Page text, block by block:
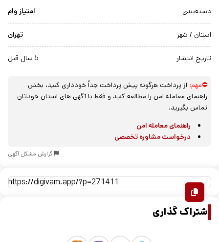
دسته‌بندی امتیاز وام
استان / شهر تهران
تاریخ انتشار 5 سال قبل
⛔مهم: از پرداخت هرگونه پیش پرداخت جداً خودداری کنید، بخش
راهنمای معامله امن را مطالعه کنید و فقط با آگهی های استان خودتان
تماس بگیرید.
راهنمای معامله امن
درخواست مشاوره تخصصی
گزارش مشکل آگهی
اشتراک گذاری